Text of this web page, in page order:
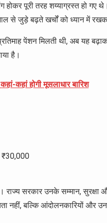
पूरी तरह शय्याग्रस्त हो गए
से जुड़े बढ़ते खर्चों को ध्यान में
पेंशन मिलती थी, अब यह
है।
कहां होगी मूसलाधार बारिश
₹30,000
राज्य सरकार उनके सम्मान, सुरक्षा
नहीं, बल्कि आंदोलनकारियों और